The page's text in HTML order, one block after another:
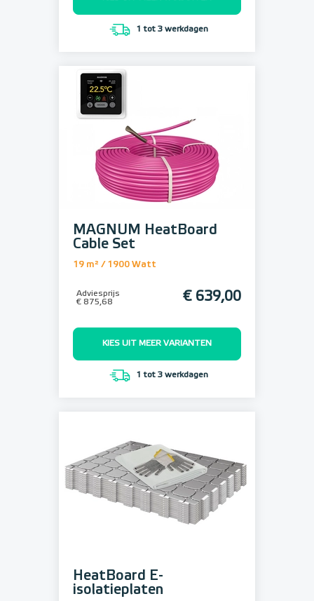
1 tot 3 werkdagen
MAGNUM HeatBoard
Cable Set
19 m² / 1900 Watt
Adviesprijs
€ 875,68
€ 639,00
KIES UIT MEER VARIANTEN
1 tot 3 werkdagen
HeatBoard E-
isolatieplaten